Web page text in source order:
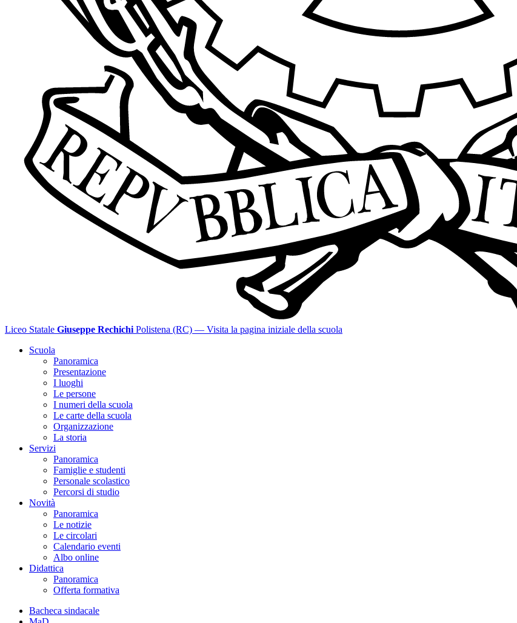
Liceo Statale Giuseppe Rechichi Polistena (RC) — Visita la pagina iniziale della scuola
Scuola
Panoramica
Presentazione
I luoghi
Le persone
I numeri della scuola
Le carte della scuola
Organizzazione
La storia
Servizi
Panoramica
Famiglie e studenti
Personale scolastico
Percorsi di studio
Novità
Panoramica
Le notizie
Le circolari
Calendario eventi
Albo online
Didattica
Panoramica
Offerta formativa
Bacheca sindacale